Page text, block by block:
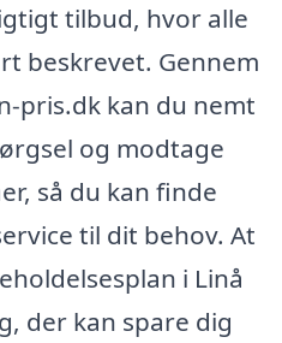
tilbud, hvor alle
beskrevet. Gennem
pris.dk kan du nemt
og modtage
så du kan finde
til dit behov. At
i Linå
der kan spare dig